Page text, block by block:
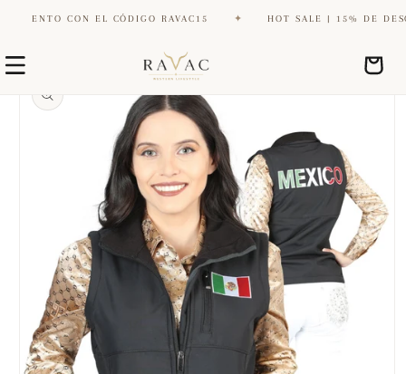
directamente
al contenido
CON EL CÓDIGO RAVAC15 HOT SALE | 15% DE
Carrito
directamente
información